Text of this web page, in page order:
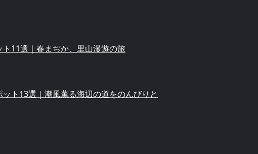
ト11選｜春まぢか、里山漫遊の旅
ット13選｜潮風薫る海辺の道をのんびりと